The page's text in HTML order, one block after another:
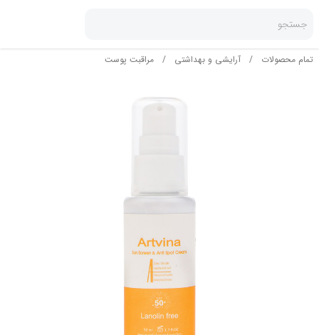
جستجو
تمام محصولات / آرایشی و بهداشتی / مراقبت پوست